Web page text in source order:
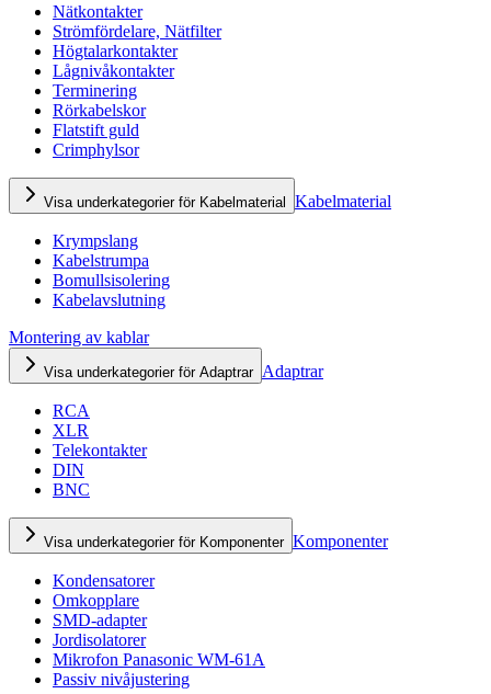
Nätkontakter
Strömfördelare, Nätfilter
Högtalarkontakter
Lågnivåkontakter
Terminering
Rörkabelskor
Flatstift guld
Crimphylsor
Visa underkategorier för Kabelmaterial Kabelmaterial
Krympslang
Kabelstrumpa
Bomullsisolering
Kabelavslutning
Montering av kablar
Visa underkategorier för Adaptrar Adaptrar
RCA
XLR
Telekontakter
DIN
BNC
Visa underkategorier för Komponenter Komponenter
Kondensatorer
Omkopplare
SMD-adapter
Jordisolatorer
Mikrofon Panasonic WM-61A
Passiv nivåjustering